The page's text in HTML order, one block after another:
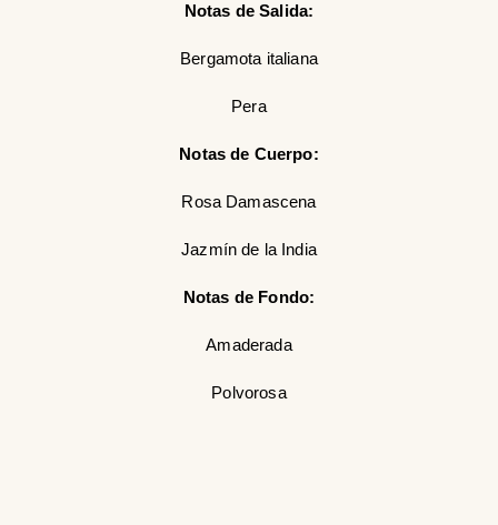
Notas de Salida:
Bergamota italiana
Pera
Notas de Cuerpo:
Rosa Damascena
Jazmín de la India
Notas de Fondo:
Amaderada
Polvorosa